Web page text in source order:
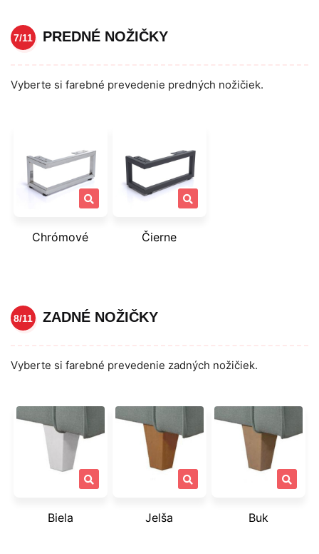
7/11 PREDNÉ NOŽIČKY
Vyberte si farebné prevedenie predných nožičiek.
Chrómové Čierne
8/11 ZADNÉ NOŽIČKY
Vyberte si farebné prevedenie zadných nožičiek.
Biela Jelša Buk